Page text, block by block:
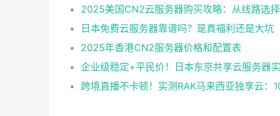
日本免费云服务器靠谱吗？是真福利还是大坑
2025年香港CN2服务器价格和配置表